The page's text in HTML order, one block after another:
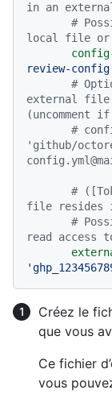
in an
#
local file or
review-
#
external file:
(uncomment
#
'github/
#
file resides
#
read access
Créez le
que vous
Ce fichier
vous